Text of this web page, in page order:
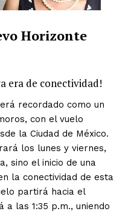
Horizonte
era de conectividad!
recordado como un
con el vuelo
la Ciudad de México.
los lunes y viernes,
sino el inicio de una
la conectividad de esta
partirá hacia el
las 1:35 p.m., uniendo